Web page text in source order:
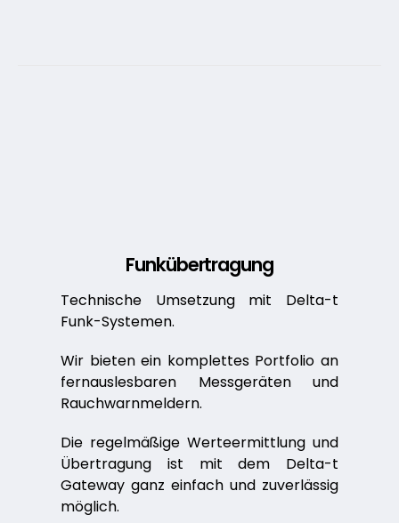
Funkübertragung
Technische Umsetzung mit Delta-t
Funk-Systemen.
Wir bieten ein komplettes Portfolio an
fern­auslesbaren Messgeräten und
Rauch­warnmeldern.
Die regelmäßige Werteermittlung und
Übertragung ist mit dem Delta-t
Gateway ganz einfach und zuverlässig
möglich.